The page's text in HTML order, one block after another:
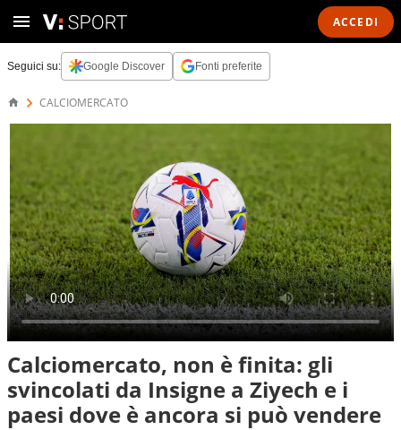
ACCEDI
Seguici su: Google Discover Fonti preferite
CALCIOMERCATO
Calciomercato, non è finita: gli
svincolati da Insigne a Ziyech e i
paesi dove è ancora si può vendere